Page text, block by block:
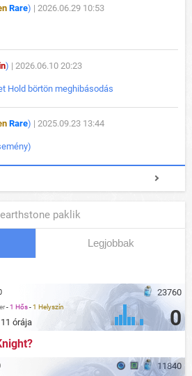
Rare) | 2026.06.29 10:53
) | 2026.06.10 20:23
Hold börtön meghibásodás
Rare) | 2025.09.23 13:44
paklik
Legjobbak
23760
-1 Hős-1 Helyszín
11 órája 0
11840